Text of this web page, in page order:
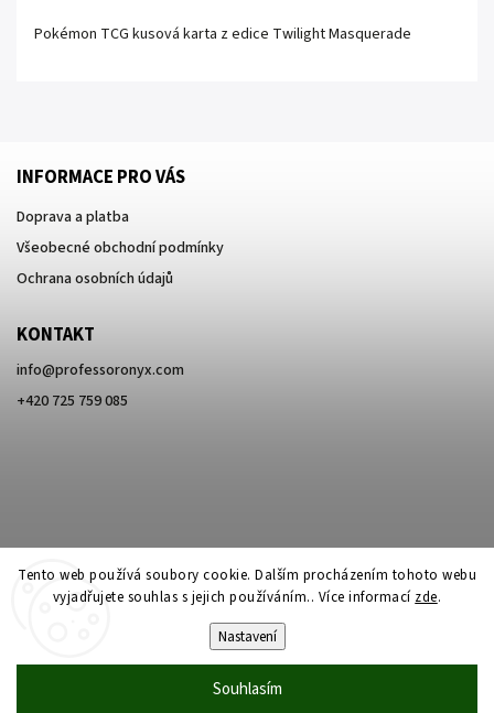
Tento web používá soubory cookie. Dalším procházením tohoto webu
vyjadřujete souhlas s jejich používáním.. Více informací zde.
Nastavení
Souhlasím
Pokémon TCG kusová karta z edice Twilight Masquerade
INFORMACE PRO VÁS
Doprava a platba
Všeobecné obchodní podmínky
Ochrana osobních údajů
KONTAKT
info@professoronyx.com
+420 725 759 085
Professor Onyx. Všechna práva vyhrazena.